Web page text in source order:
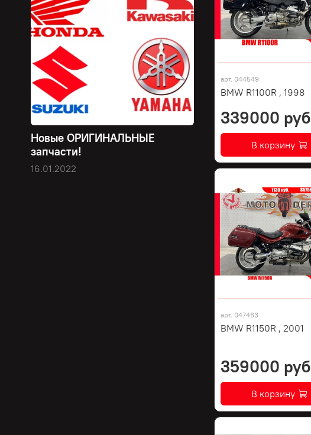
арт. 044549
BMW R1100R , 1998
339000 руб
В корзину
арт. 047463
BMW R1150R , 2001
359000 руб
В корзину
Новые ОРИГИНАЛЬНЫЕ
запчасти!
16.01.2022